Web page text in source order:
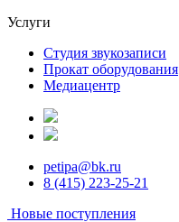
Услуги
Студия звукозаписи
Прокат оборудования
Медиацентр
petipa@bk.ru
8 (415) 223-25-21
Новые поступления